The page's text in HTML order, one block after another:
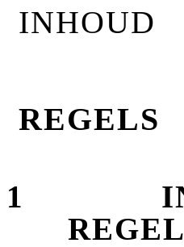
INHOUD
REGELS
1